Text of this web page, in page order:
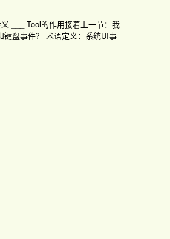
___ Tool的作用接着上一节：我
盘事件？ 术语定义：系统UI事